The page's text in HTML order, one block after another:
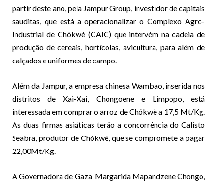
partir deste ano, pela Jampur Group, investidor de capitais
sauditas, que está a operacionalizar o Complexo Agro-
Industrial de Chókwè (CAIC) que intervém na cadeia de
produção de cereais, hortícolas, avicultura, para além de
calçados e uniformes de campo.
Além da Jampur, a empresa chinesa Wambao, inserida nos
distritos de Xai-Xai, Chongoene e Limpopo, está
interessada em comprar o arroz de Chókwè a 17,5 Mt/Kg.
As duas firmas asiáticas terão a concorrência do Calisto
Seabra, produtor de Chókwè, que se compromete a pagar
22,00Mt/Kg.
A Governadora de Gaza, Margarida Mapandzene Chongo,